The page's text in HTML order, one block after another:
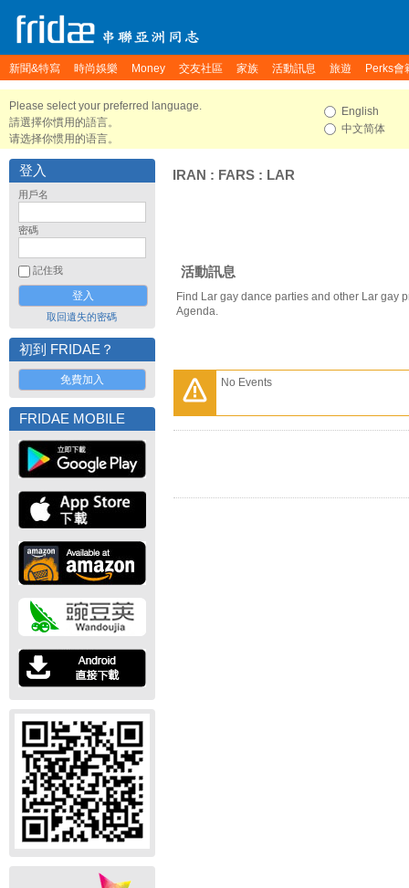
新聞&特寫 時尚娛樂 Money 交友社區 家族 活動訊息 旅遊 Perks會
Please select your preferred language.
請選擇你慣用的語言。
请选择你惯用的语言。
English
中文简体
登入
用戶名
密碼
記住我
取回遺失的密碼
初到 FRIDAE？
免費加入
FRIDAE MOBILE
IRAN : FARS : LAR
活動訊息
Find Lar gay dance parties and other Lar gay
Agenda.
No Events